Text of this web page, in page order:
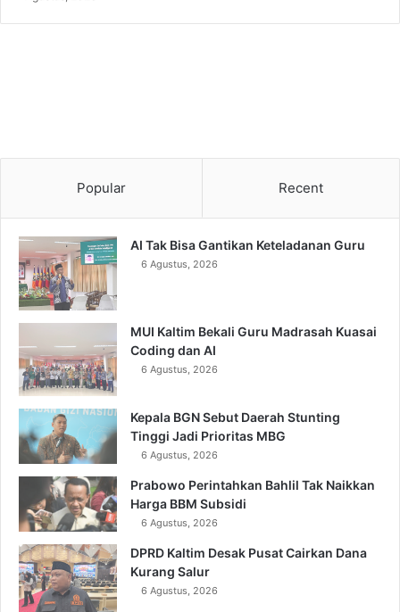
Popular Recent
AI Tak Bisa Gantikan Keteladanan Guru
6 Agustus, 2026
MUI Kaltim Bekali Guru Madrasah Kuasai
Coding dan AI
6 Agustus, 2026
Kepala BGN Sebut Daerah Stunting
Tinggi Jadi Prioritas MBG
6 Agustus, 2026
Prabowo Perintahkan Bahlil Tak Naikkan
Harga BBM Subsidi
6 Agustus, 2026
DPRD Kaltim Desak Pusat Cairkan Dana
Kurang Salur
6 Agustus, 2026